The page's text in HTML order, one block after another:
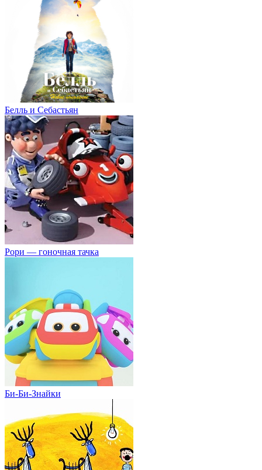
Белль и Себастьян
Рори — гоночная тачка
Би-Би-Знайки